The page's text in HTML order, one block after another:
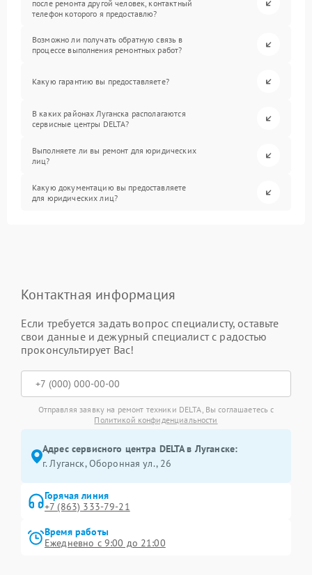
после ремонта другой человек, контактный
телефон которого я предоставлю?
Возможно ли получать обратную связь в
процессе выполнения ремонтных работ?
Какую гарантию вы предоставляете?
В каких районах Луганска располагаются
сервисные центры DELTA?
Выполняете ли вы ремонт для юридических
лиц?
Какую документацию вы предоставляете
для юридических лиц?
Контактная информация
Если требуется задать вопрос специалисту, оставьте
свои данные и дежурный специалист с радостью
проконсультирует Вас!
Отправляя заявку на ремонт техники DELTA, Вы соглашаетесь с
Политикой конфиденциальности
Адрес сервисного центра DELTA в Луганске:
г. Луганск, Оборонная ул., 26
Горячая линия
+7 (863) 333-79-21
Время работы
Ежедневно с 9:00 до 21:00